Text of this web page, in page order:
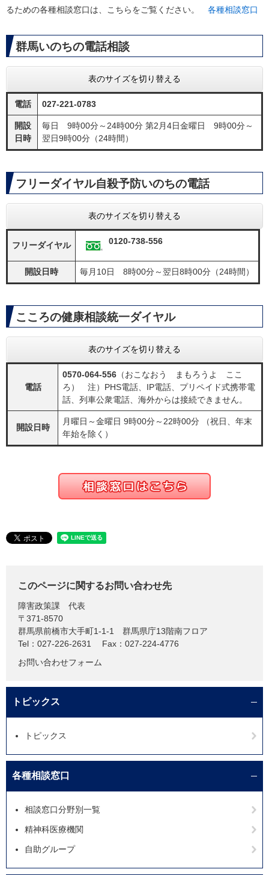
るための各種相談窓口は、こちらをご覧ください。 各種相談窓口
群馬いのちの電話相談
表のサイズを切り替える
電話 027-221-0783
開設
日時
毎日 9時00分～24時00分 第2月4日金曜日 9時00分～
翌日9時00分（24時間）
フリーダイヤル自殺予防いのちの電話
表のサイズを切り替える
フリーダイヤル 0120-738-556
開設日時 毎月10日 8時00分～翌日8時00分（24時間）
こころの健康相談統一ダイヤル
表のサイズを切り替える
電話
0570-064-556 （おこなおう まもろうよ ここ
ろ） 注）PHS電話、IP電話、プリペイド式携帯電
話、列車公衆電話、海外からは接続できません。
開設日時
月曜日～金曜日 9時00分～22時00分 （祝日、年末
年始を除く）
このページに関するお問い合わせ先
障害政策課
代表
〒371-8570
群馬県前橋市大手町1-1-1 群馬県庁13階南フロア
Tel：027-226-2631
Fax：027-224-4776
お問い合わせフォーム
トピックス
トピックス
各種相談窓口
相談窓口分野別一覧
精神科医療機関
自助グループ